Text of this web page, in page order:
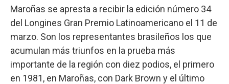
Maroñas se apresta a recibir la edición número 34
del Longines Gran Premio Latinoamericano el 11 de
marzo. Son los representantes brasileños los que
acumulan más triunfos en la prueba más
importante de la región con diez podios, el primero
en 1981, en Maroñas, con Dark Brown y el último